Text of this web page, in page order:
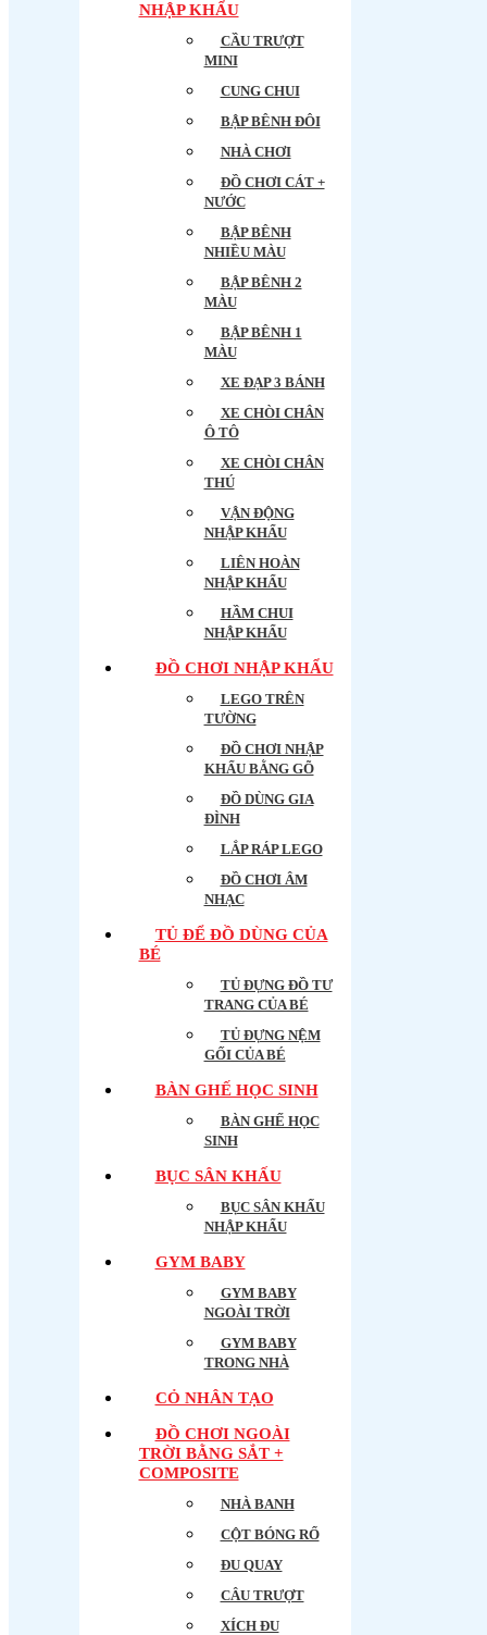
NHẬP KHẨU
CẦU TRƯỢT
MINI
CUNG CHUI
BẬP BÊNH ĐÔI
NHÀ CHƠI
ĐỒ CHƠI CÁT +
NƯỚC
BẬP BÊNH
NHIỀU MÀU
BẬP BÊNH 2
MÀU
BẬP BÊNH 1
MÀU
XE ĐẠP 3 BÁNH
XE CHÒI CHÂN
Ô TÔ
XE CHÒI CHÂN
THÚ
VẬN ĐỘNG
NHẬP KHẨU
LIÊN HOÀN
NHẬP KHẨU
HẦM CHUI
NHẬP KHẨU
ĐỒ CHƠI NHẬP KHẨU
LEGO TRÊN
TƯỜNG
ĐỒ CHƠI NHẬP
KHẨU BẰNG GÕ
ĐỒ DÙNG GIA
ĐÌNH
LẮP RÁP LEGO
ĐỒ CHƠI ÂM
NHẠC
TỦ ĐỂ ĐỒ DÙNG CỦA
BÉ
TỦ ĐỰNG ĐỒ TƯ
TRANG CỦA BÉ
TỦ ĐỰNG NỆM
GỐI CỦA BÉ
BÀN GHẾ HỌC SINH
BÀN GHẾ HỌC
SINH
BỤC SÂN KHẤU
BỤC SÂN KHẤU
NHẬP KHẨU
GYM BABY
GYM BABY
NGOÀI TRỜI
GYM BABY
TRONG NHÀ
CỎ NHÂN TẠO
ĐỒ CHƠI NGOÀI
TRỜI BẰNG SẮT +
COMPOSITE
NHÀ BANH
CỘT BÓNG RỔ
ĐU QUAY
CÂU TRƯỢT
XÍCH ĐU